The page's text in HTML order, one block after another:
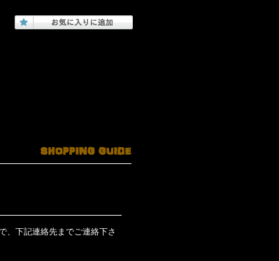
、下記連絡先までご連絡下さ